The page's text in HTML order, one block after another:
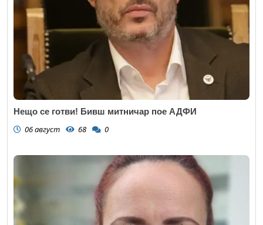
Нещо се готви! Бивш митничар пое АДФИ
06 август 68 0